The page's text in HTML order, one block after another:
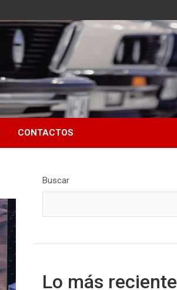
CONTACTOS
Buscar
Lo más reciente